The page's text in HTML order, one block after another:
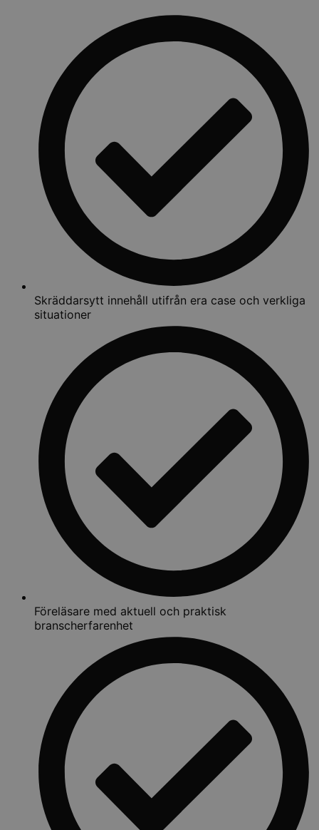
Skräddarsytt innehåll utifrån era case och verkliga
situationer
Föreläsare med aktuell och praktisk
branscherfarenhet